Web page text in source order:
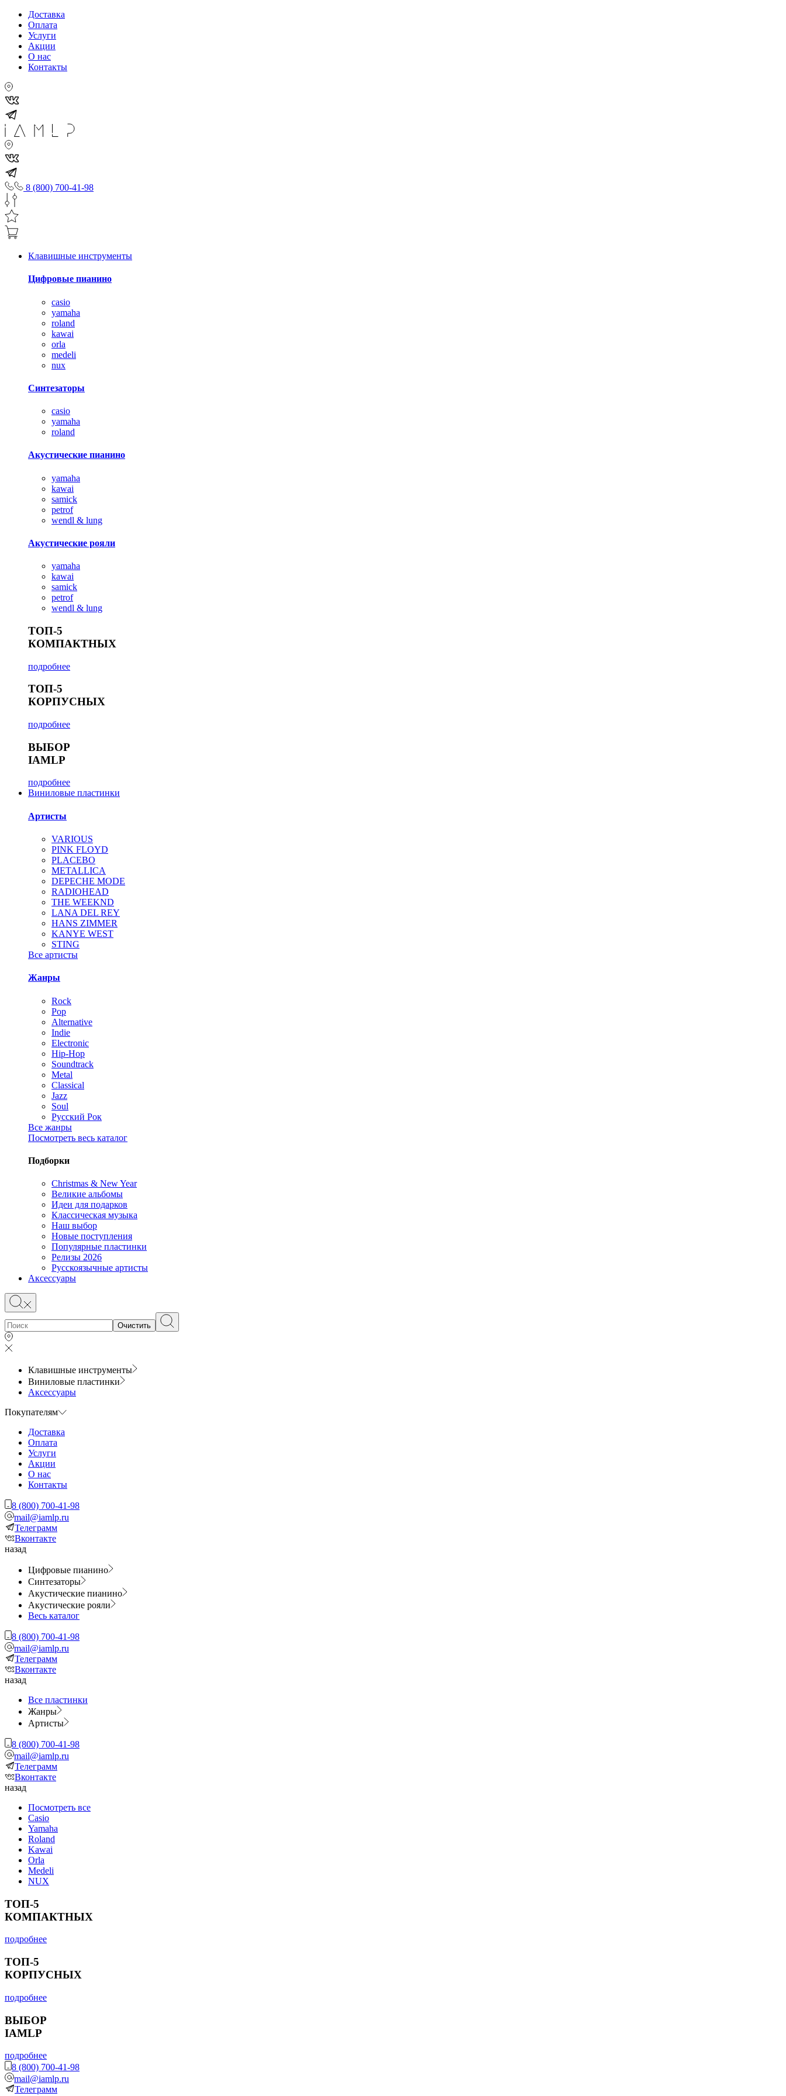
Доставка
Оплата
Услуги
Акции
О нас
Контакты
8 (800) 700-41-98
Клавишные инструменты
Цифровые пианино
casio
yamaha
roland
kawai
orla
medeli
nux
Синтезаторы
casio
yamaha
roland
Акустические пианино
yamaha
kawai
samick
petrof
wendl & lung
Акустические рояли
yamaha
kawai
samick
petrof
wendl & lung
ТОП-5
КОМПАКТНЫХ
подробнее
ТОП-5
КОРПУСНЫХ
подробнее
ВЫБОР
IAMLP
подробнее
Виниловые пластинки
Артисты
VARIOUS
PINK FLOYD
PLACEBO
METALLICA
DEPECHE MODE
RADIOHEAD
THE WEEKND
LANA DEL REY
HANS ZIMMER
KANYE WEST
STING
Все артисты
Жанры
Rock
Pop
Alternative
Indie
Electronic
Hip-Hop
Soundtrack
Metal
Classical
Jazz
Soul
Русский Рок
Все жанры
Посмотреть весь каталог
Подборки
Christmas & New Year
Великие альбомы
Идеи для подарков
Классическая музыка
Наш выбор
Новые поступления
Популярные пластинки
Релизы 2026
Русскоязычные артисты
Аксессуары
Очистить
Клавишные инструменты
Виниловые пластинки
Аксессуары
Покупателям
Доставка
Оплата
Услуги
Акции
О нас
Контакты
8 (800) 700-41-98
mail@iamlp.ru
Телеграмм
Вконтакте
назад
Цифровые пианино
Синтезаторы
Акустические пианино
Акустические рояли
Весь каталог
8 (800) 700-41-98
mail@iamlp.ru
Телеграмм
Вконтакте
назад
Все пластинки
Жанры
Артисты
8 (800) 700-41-98
mail@iamlp.ru
Телеграмм
Вконтакте
назад
Посмотреть все
Casio
Yamaha
Roland
Kawai
Orla
Medeli
NUX
ТОП-5
КОМПАКТНЫХ
подробнее
ТОП-5
КОРПУСНЫХ
подробнее
ВЫБОР
IAMLP
подробнее
8 (800) 700-41-98
mail@iamlp.ru
Телеграмм